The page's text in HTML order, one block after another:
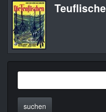
suchen